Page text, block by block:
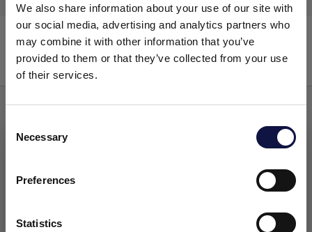
We also share information about your use of our site with
our social media, advertising and analytics partners who
may combine it with other information that you’ve
provided to them or that they’ve collected from your use
of their services.
Necessary
Preferences
Statistics
Este site destina-se a um público empresarial.
(empresas e outras entidades profissionais).
Eu entendi
PULIMAN San SP